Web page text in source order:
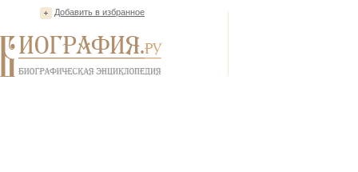
Добавить в избранное